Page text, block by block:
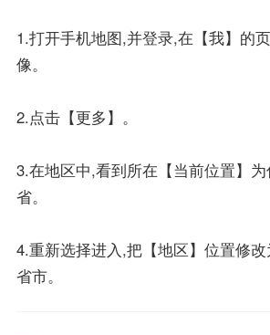
1.打开手机地图,并登录,在【我】的
像。
2.点击【更多】。
3.在地区中,看到所在【当前位置】
省。
4.重新选择进入,把【地区】位置修
省市。